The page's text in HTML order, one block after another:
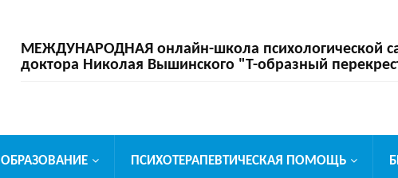
МЕЖДУНАРОДНАЯ онлайн-школа психологической
доктора Николая Вышинского "Т-образный
ОБРАЗОВАНИЕ ПСИХОТЕРАПЕВТИЧЕСКАЯ ПОМОЩЬ